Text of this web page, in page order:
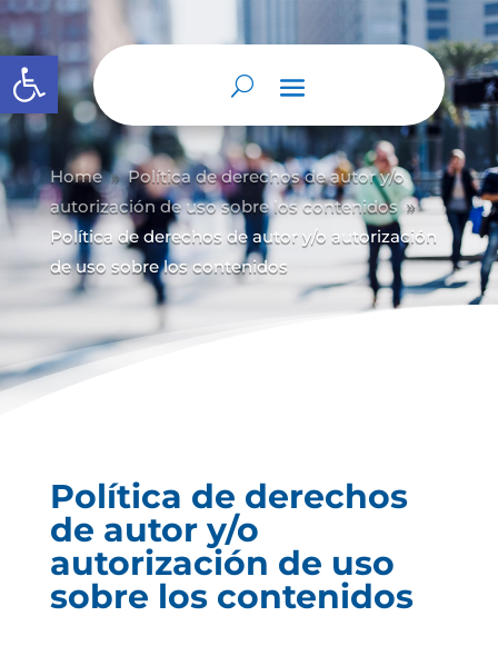
Abrir barra de herramientas
Home 9 Política de derechos de autor y/o
autorización de uso sobre los contenidos 9
Política de derechos de autor y/o autorización
de uso sobre los contenidos
Política de derechos
de autor y/o
autorización de uso
sobre los contenidos